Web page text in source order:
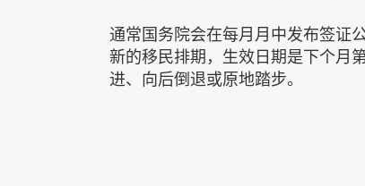
通常国务院会在每月月中发布签证
新的移民排期，生效日期是下个月
进、向后倒退或原地踏步。